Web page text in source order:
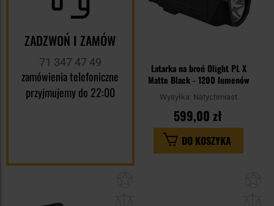
ZADZWOŃ I ZAMÓW
71 347 47 49
zamówienia telefoniczne
przyjmujemy do 22:00
Latarka na broń Olight PL X
Matte Black - 1200 lumenów
Wysyłka: Natychmiast
599,00 zł
DO KOSZYKA